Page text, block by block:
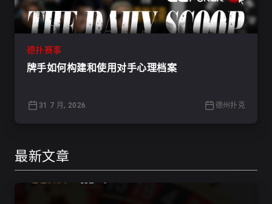
德扑赛事
牌手如何构建和使用对手心理档案
31 7 月, 2026 德州扑克
最新文章